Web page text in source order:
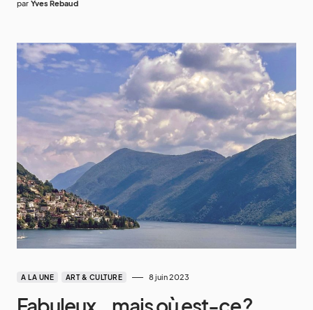
par Yves Rebaud
A LA UNE ART & CULTURE 8 juin 2023